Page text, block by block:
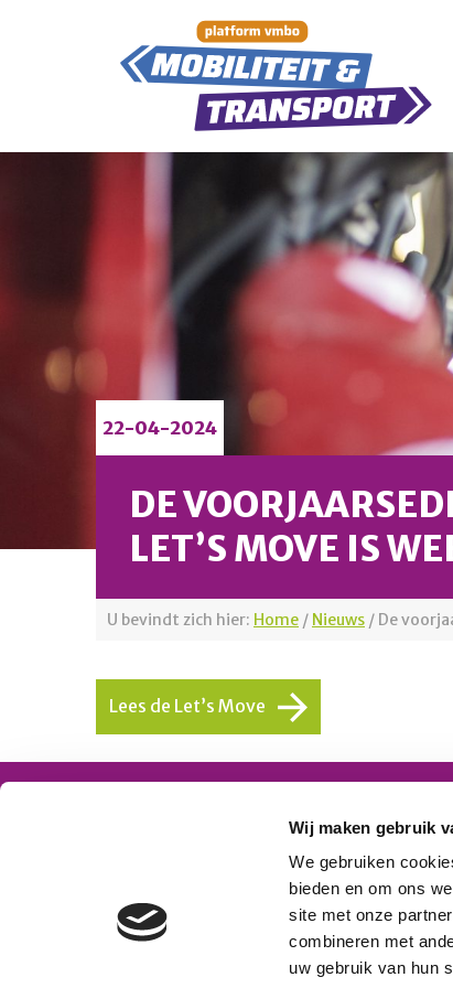
Wij maken gebruik
We gebruiken
bieden en om ons
site met onze
combineren met
uw gebruik van hun
22-04-2024
DE
LET’S MOVE IS
U bevindt zich hier: Home / Nieuws / De
Lees de Let’s Move
Telefoon: 06-23 58 89 49